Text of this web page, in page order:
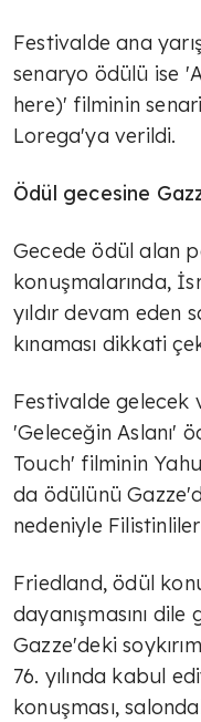
Festivalde ana
senaryo ödülü ise
here)' filminin
Lorega'ya verildi.
Ödül gecesine
Gecede ödül alan
konuşmalarında,
yıldır devam eden
kınaması dikkati
Festivalde gelecek
'Geleceğin Aslanı'
Touch' filminin
da ödülünü
nedeniyle
Friedland, ödül
dayanışmasını
Gazze'deki
76. yılında kabul
konuşması,